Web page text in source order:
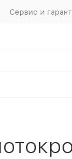
Сервис и